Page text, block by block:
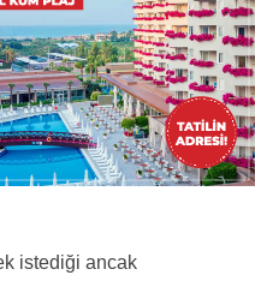
istediği ancak